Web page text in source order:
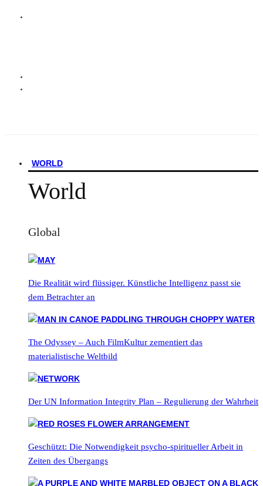
WORLD
World
Global
Die Realität wird flüssiger. Künstliche Intelligenz passt sie
dem Betrachter an
The Odyssey – Auch FilmKultur zementiert das
materialistische Weltbild
Der UN Information Integrity Plan – Regulierung der Wahrheit
Geschützt: Die Notwendigkeit psycho-spiritueller Arbeit in
Zeiten des Übergangs